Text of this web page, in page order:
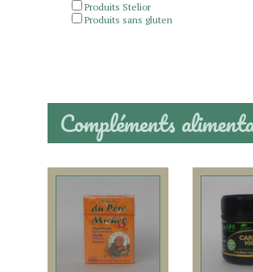
Produits Stelior
Produits sans gluten
Compléments